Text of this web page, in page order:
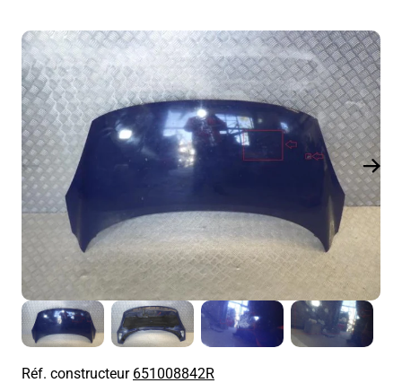
Réf. constructeur651008842R